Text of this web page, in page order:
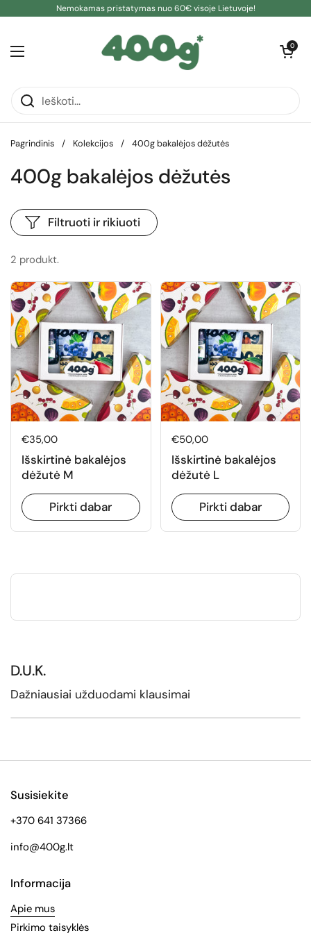
Pereiti prie turinioNemokamas pristatymas nuo 60€ visoje Lietuvoje!
Atidaryti meniu
Atidaryti
0
Pagrindinis / Kolekcijos / 400g bakalėjos dėžutės
400g bakalėjos dėžutės
2 produkt.
Filtruoti ir rikiuoti
Normali kaina
€35,00
Išskirtinė bakalėjos
dėžutė M
Pirkti dabar
Normali kaina
€50,00
Išskirtinė bakalėjos
dėžutė L
Pirkti dabar
D.U.K.
Dažniausiai užduodami klausimai
Susisiekite
+370 641 37366
info@400g.lt
Informacija
Apie mus
Pirkimo taisyklės